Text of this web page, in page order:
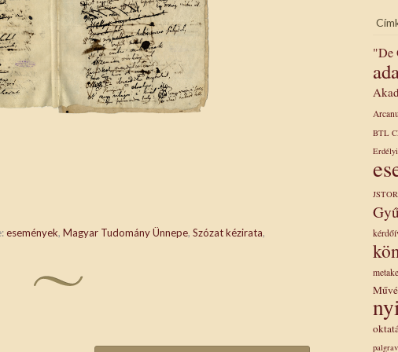
események, Magyar Tudomány Ünnepe, Szózat kézirata,
"De
BTL
JSTOR